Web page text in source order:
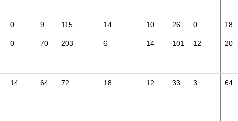
0 9 115 14 10 26 0 18
0 70 203 6 14 101 12 20
14 64 72 18 12 33 3 64